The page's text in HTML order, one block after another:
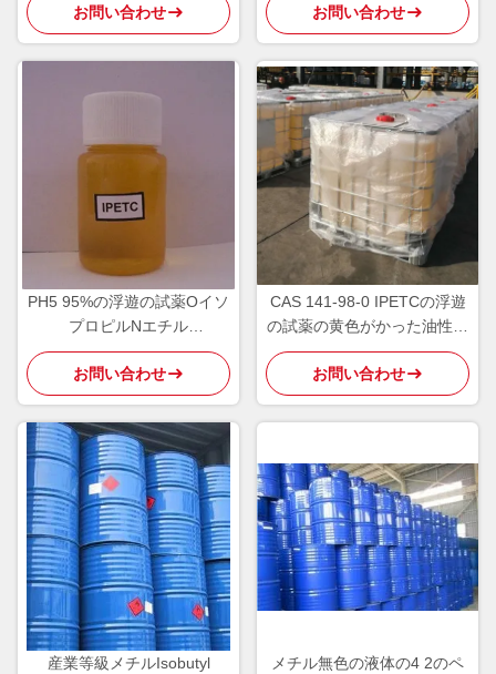
お問い合わせ
お問い合わせ
PH5 95%の浮遊の試薬Oイソ
プロピルNエチル
Thionocarbamate IPETC航
空機の3894
お問い合わせ
CAS 141-98-0 IPETCの浮遊
の試薬の黄色がかった油性液
体
お問い合わせ
産業等級メチルIsobutyl
メチル無色の液体の4 2のペ